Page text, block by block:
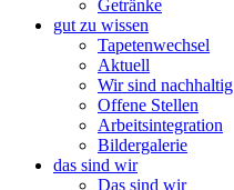
Getränke
gut zu wissen
Tapetenwechsel
Aktuell
Wir sind nachhaltig
Offene Stellen
Arbeitsintegration
Bildergalerie
das sind wir
Das sind wir